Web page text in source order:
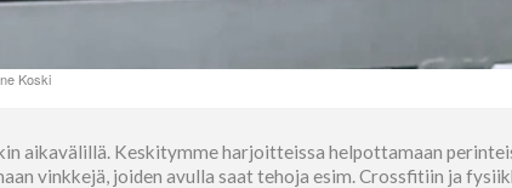
Koski
aikavälillä. Keskitymme harjoitteissa helpottamaan
vinkkejä, joiden avulla saat tehoja esim. Crossfitiin ja